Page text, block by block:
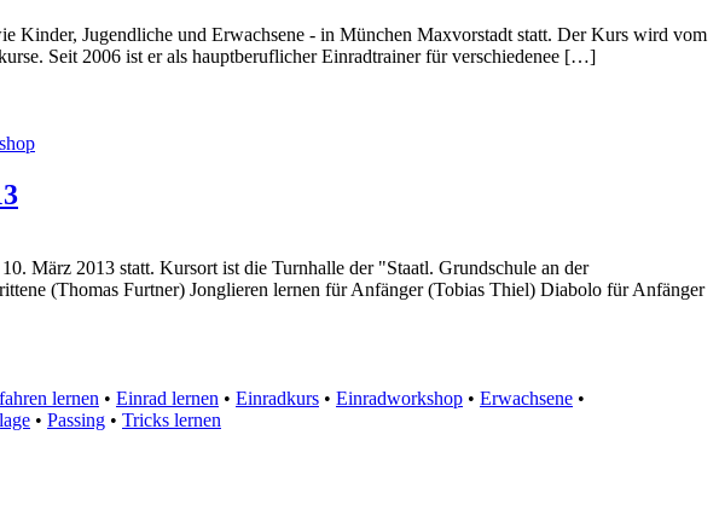
Kinder, Jugendliche und Erwachsene - in München Maxvorstadt statt. Der Kurs wird vom
Seit 2006 ist er als hauptberuflicher Einradtrainer für verschiedenee […]
März 2013 statt. Kursort ist die Turnhalle der "Staatl. Grundschule an der
(Thomas Furtner) Jonglieren lernen für Anfänger (Tobias Thiel) Diabolo für Anfänger
lernen • Einrad lernen • Einradkurs • Einradworkshop • Erwachsene •
• Passing • Tricks lernen